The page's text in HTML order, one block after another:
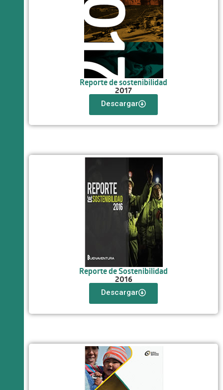
Reporte de sostenibilidad
2017
Descargar
Reporte de Sostenibilidad
2016
Descargar